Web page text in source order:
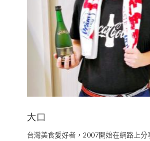
大口
台灣美食愛好者，2007開始在網路上分